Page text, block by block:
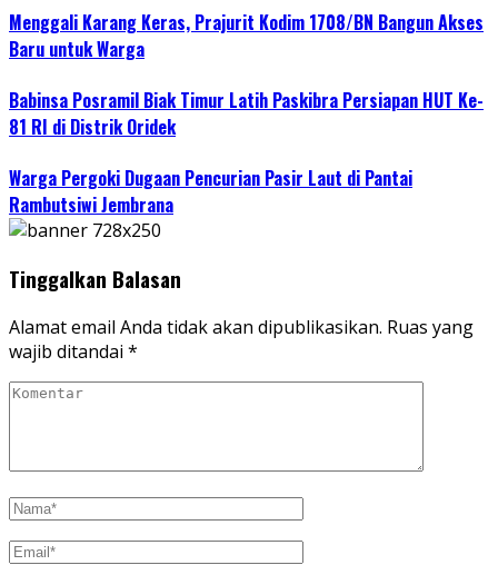
Menggali Karang Keras, Prajurit Kodim 1708/BN Bangun Akses
Baru untuk Warga
Babinsa Posramil Biak Timur Latih Paskibra Persiapan HUT Ke-
81 RI di Distrik Oridek
Warga Pergoki Dugaan Pencurian Pasir Laut di Pantai
Rambutsiwi Jembrana
Tinggalkan Balasan
Alamat email Anda tidak akan dipublikasikan. Ruas yang
wajib ditandai *